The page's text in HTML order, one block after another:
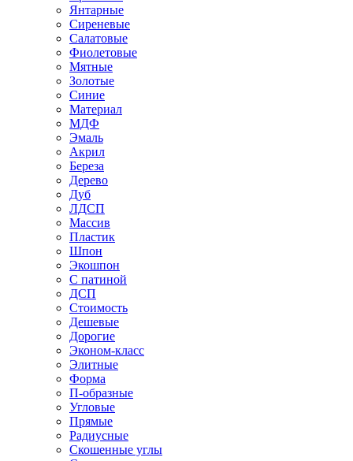
Янтарные
Сиреневые
Салатовые
Фиолетовые
Мятные
Золотые
Синие
Материал
МДФ
Эмаль
Акрил
Береза
Дерево
Дуб
ЛДСП
Массив
Пластик
Шпон
Экошпон
С патиной
ДСП
Стоимость
Дешевые
Дорогие
Эконом-класс
Элитные
Форма
П-образные
Угловые
Прямые
Радиусные
Скошенные углы